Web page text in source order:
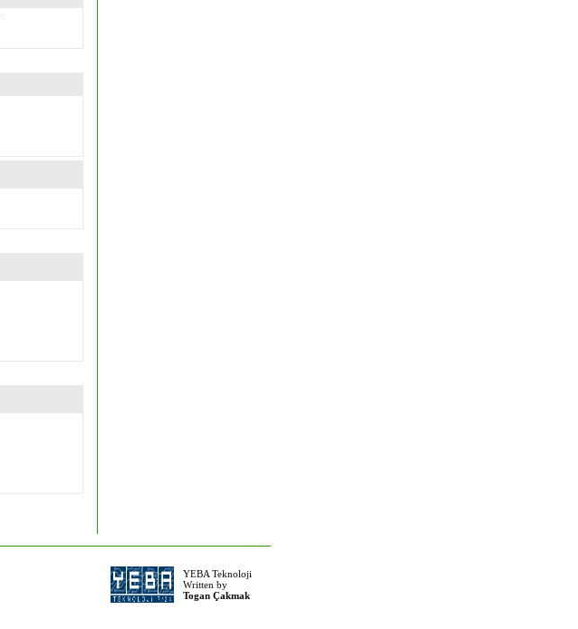
YEBA Teknoloji
Written by
Togan Çakmak